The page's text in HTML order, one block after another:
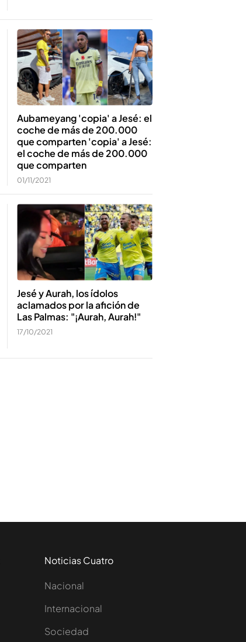
Aubameyang 'copia' a Jesé: el
coche de más de 200.000
que comparten 'copia' a Jesé:
el coche de más de 200.000
que comparten
01/11/2021
Jesé y Aurah, los ídolos
aclamados por la afición de
Las Palmas: "¡Aurah, Aurah!"
17/10/2021
Noticias Cuatro
Nacional
Internacional
Sociedad